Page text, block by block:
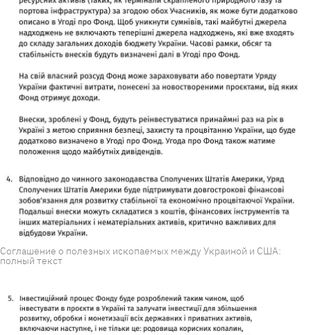
Соглашение о полезных ископаемых между Украиной и США:
полный текст